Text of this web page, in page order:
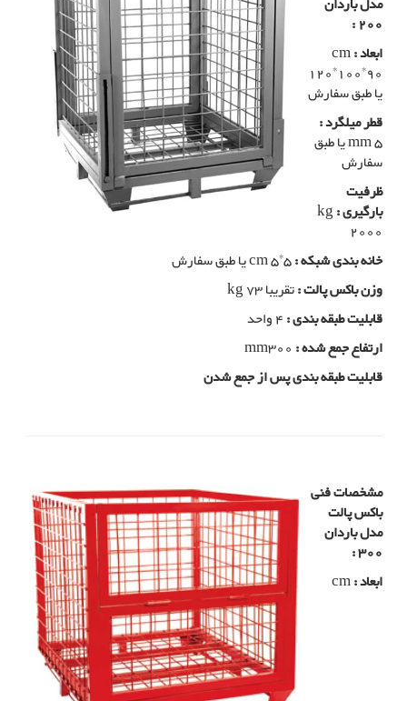
مدل باردان
200 :
ابعاد :cm
120*100*90
یا طبق سفارش
قطر میلگرد :
mm 5 یا طبق
سفارش
ظرفیت
بارگیری :kg
2000
خانه بندی شبکه :cm 5*5 یا طبق سفارش
وزن باکس پالت :تقریبا kg 73
قابلیت طبقه بندی :
ارتفاع جمع شده : mm300
قابلیت طبقه بندی پس از جمع شدن
مشخصات فنی
باکس پالت
مدل باردان
300 :
ابعاد :cm